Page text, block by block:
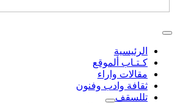
الرئيسية
كـتـاب ألموقع
مقالات واراء
ثقافة وادب وفنون
تللسقف